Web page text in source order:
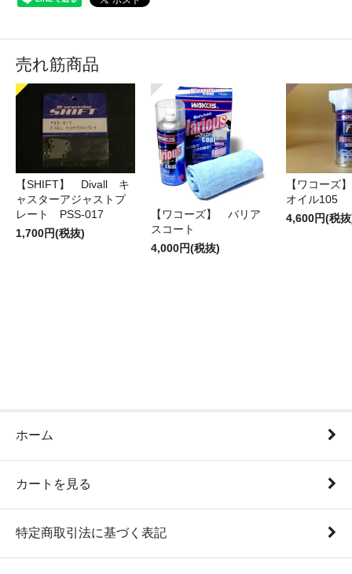
売れ筋商品
【SHIFT】 Divall キ
ャスターアジャストプ
レート PSS-017
1,700円(税抜)
【ワコーズ】 バリア
スコート
4,000円(税抜)
【ワコーズ
オイル105
4,600円(税
ホーム
カートを見る
特定商取引法に基づく表記